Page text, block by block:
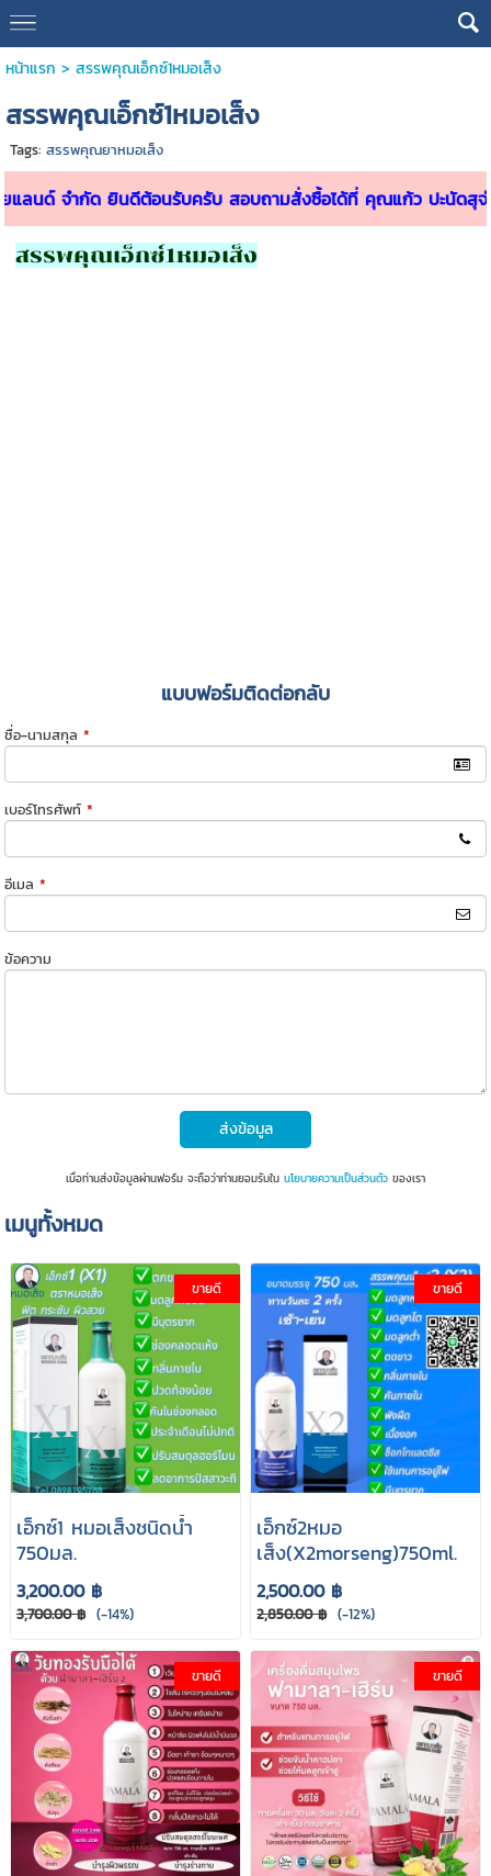
หน้าแรก > สรรพคุณเอ็กซ์1หมอเส็ง
สรรพคุณเอ็กซ์1หมอเส็ง
Tags: สรรพคุณยาหมอเส็ง
ด์ จำกัด ยินดีต้อนรับครับ สอบถามสั่งซื้อได้ที่ คุณแก้ว ปะนัดสุจ่าโ
สรรพคุณเอ็กซ์1หมอเส็ง
แบบฟอร์มติดต่อกลับ
ชื่อ-นามสกุล *
เบอร์โทรศัพท์ *
อีเมล *
ข้อความ
ส่งข้อมูล
เมื่อท่านส่งข้อมูลผ่านฟอร์ม จะถือว่าท่านยอมรับใน นโยบายความเป็นส่วนตัว ของเรา
เมนูทั้งหมด
ขายดี
เอ็กซ์1 หมอเส็งชนิดนํ้า
750มล.
3,200.00 ฿
3,700.00 ฿ (-14%)
ขายดี
เอ็กซ์2หมอ
เส็ง(X2morseng)750ml.
2,500.00 ฿
2,850.00 ฿ (-12%)
ขายดี ขายดี